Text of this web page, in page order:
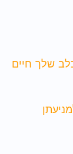
שלך חיים